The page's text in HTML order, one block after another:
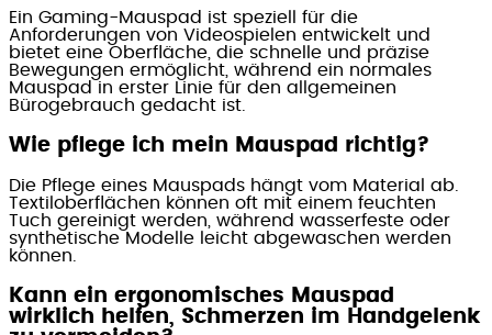
Ein Gaming-Mauspad ist speziell für die
Anforderungen von Videospielen entwickelt und
bietet eine Oberfläche, die schnelle und präzise
Bewegungen ermöglicht, während ein normales
Mauspad in erster Linie für den allgemeinen
Bürogebrauch gedacht ist.
Wie pflege ich mein Mauspad richtig?
Die Pflege eines Mauspads hängt vom Material ab.
Textiloberflächen können oft mit einem feuchten
Tuch gereinigt werden, während wasserfeste oder
synthetische Modelle leicht abgewaschen werden
können.
Kann ein ergonomisches Mauspad
wirklich helfen, Schmerzen im Handgelenk